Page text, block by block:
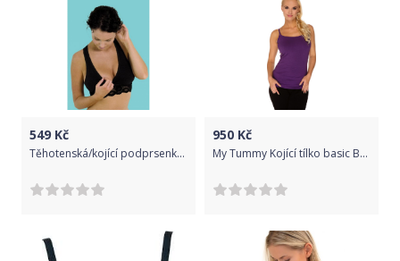
549 Kč
Těhotenská/kojící podprsenka s krajkou Carriwell Černá
950 Kč
My Tummy Kojící tílko basic Barva: Fialová, Velikost: L